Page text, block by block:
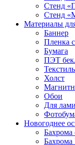
Стенд
Стенд
Материалы
Баннер
Пленка
Бумага
ПЭТ
Текстиль
Холст
Обои
Для
Новогоднее
Бахрома
Бахрома